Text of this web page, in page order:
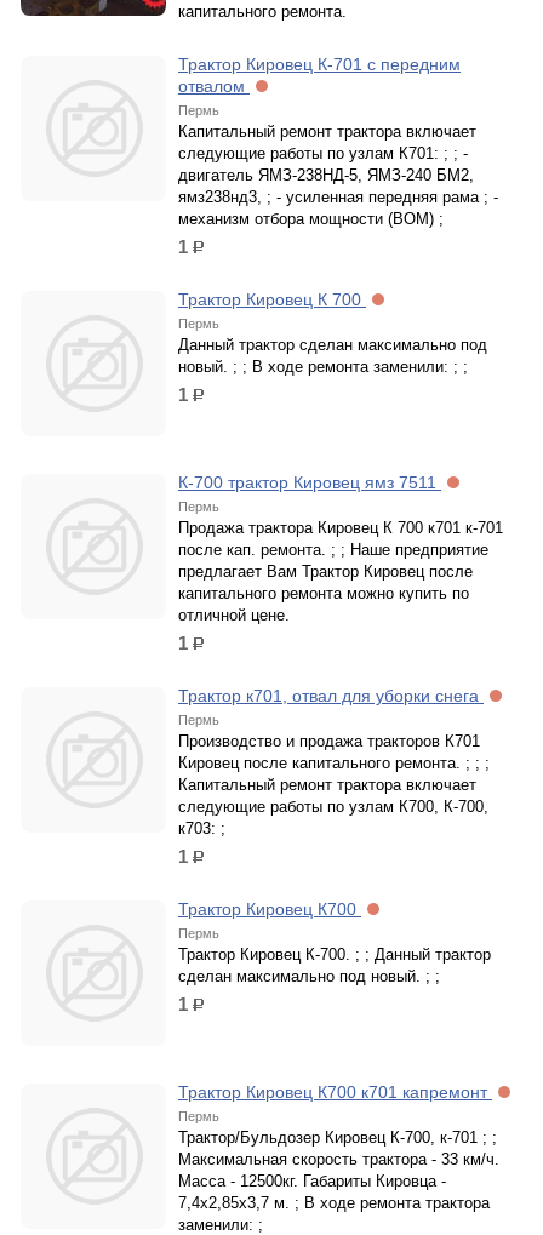
капитального ремонта.
Трактор Кировец К-701 с передним
отвалом
Пермь
Капитальный ремонт трактора включает
следующие работы по узлам К701: ; ; -
двигатель ЯМЗ-238НД-5, ЯМЗ-240 БМ2,
ямз238нд3, ; - усиленная передняя рама ; -
механизм отбора мощности (ВОМ) ;
1 р.
Трактор Кировец К 700
Пермь
Данный трактор сделан максимально под
новый. ; ; В ходе ремонта заменили: ; ;
1 р.
К-700 трактор Кировец ямз 7511
Пермь
Продажа трактора Кировец К 700 к701 к-701
после кап. ремонта. ; ; Наше предприятие
предлагает Вам Трактор Кировец после
капитального ремонта можно купить по
отличной цене.
1 р.
Трактор к701, отвал для уборки снега
Пермь
Производство и продажа тракторов К701
Кировец после капитального ремонта. ; ; ;
Капитальный ремонт трактора включает
следующие работы по узлам К700, К-700,
к703: ;
1 р.
Трактор Кировец К700
Пермь
Трактор Кировец К-700. ; ; Данный трактор
сделан максимально под новый. ; ;
1 р.
Трактор Кировец К700 к701 капремонт
Пермь
Трактор/Бульдозер Кировец К-700, к-701 ; ;
Максимальная скорость трактора - 33 км/ч.
Масса - 12500кг. Габариты Кировца -
7,4x2,85x3,7 м. ; В ходе ремонта трактора
заменили: ;